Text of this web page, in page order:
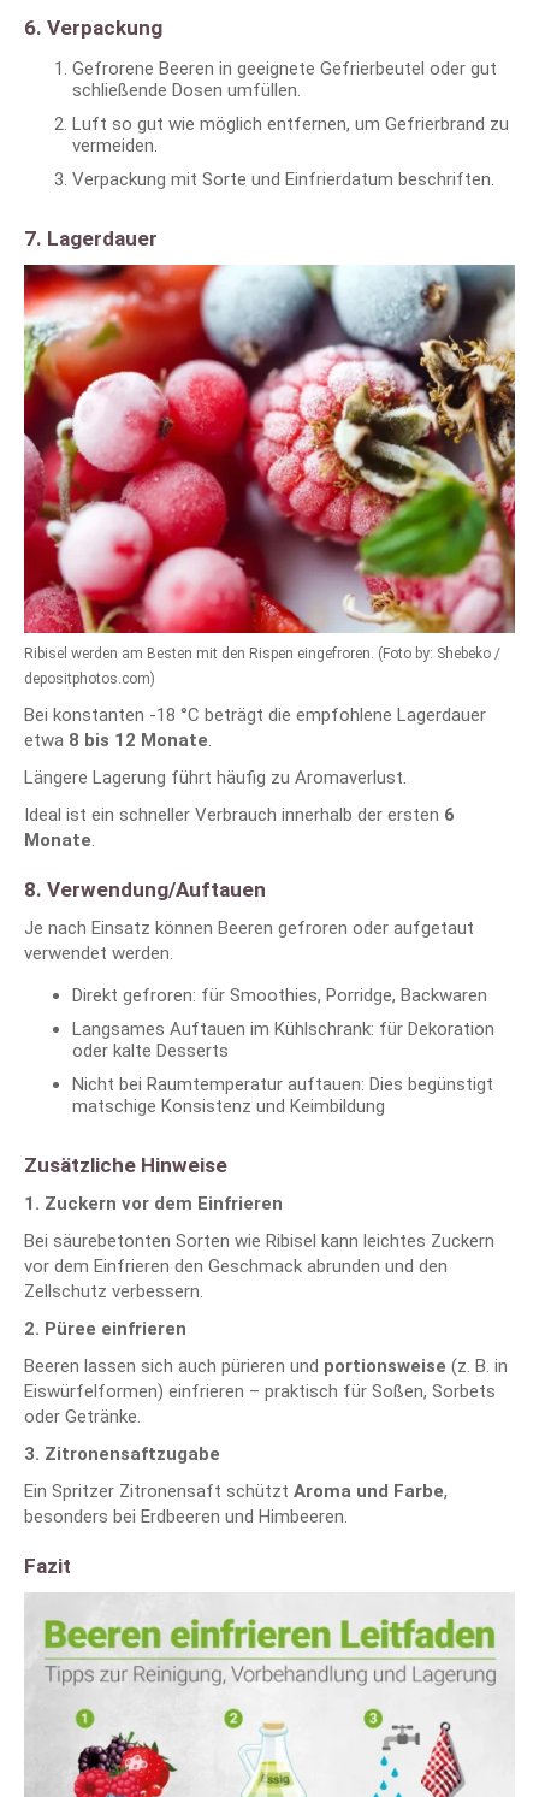
6. Verpackung
Gefrorene Beeren in geeignete Gefrierbeutel oder gut
schließende Dosen umfüllen.
Luft so gut wie möglich entfernen, um Gefrierbrand zu
vermeiden.
Verpackung mit Sorte und Einfrierdatum beschriften.
7. Lagerdauer
Ribisel werden am Besten mit den Rispen eingefroren. (Foto by: Shebeko /
depositphotos.com)
Bei konstanten -18 °C beträgt die empfohlene Lagerdauer
etwa 8 bis 12 Monate.
Längere Lagerung führt häufig zu Aromaverlust.
Ideal ist ein schneller Verbrauch innerhalb der ersten 6
Monate.
8. Verwendung/Auftauen
Je nach Einsatz können Beeren gefroren oder aufgetaut
verwendet werden.
Direkt gefroren: für Smoothies, Porridge, Backwaren
Langsames Auftauen im Kühlschrank: für Dekoration
oder kalte Desserts
Nicht bei Raumtemperatur auftauen: Dies begünstigt
matschige Konsistenz und Keimbildung
Zusätzliche Hinweise
1. Zuckern vor dem Einfrieren
Bei säurebetonten Sorten wie Ribisel kann leichtes Zuckern
vor dem Einfrieren den Geschmack abrunden und den
Zellschutz verbessern.
2. Püree einfrieren
Beeren lassen sich auch pürieren und portionsweise (z. B. in
Eiswürfelformen) einfrieren – praktisch für Soßen, Sorbets
oder Getränke.
3. Zitronensaftzugabe
Ein Spritzer Zitronensaft schützt Aroma und Farbe,
besonders bei Erdbeeren und Himbeeren.
Fazit